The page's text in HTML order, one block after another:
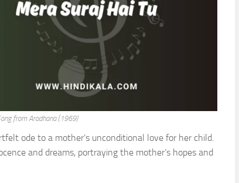
from Aradhana (1969)
ode to a mother’s unconditional love for her child.
and dreams, portraying the mother’s hopes and